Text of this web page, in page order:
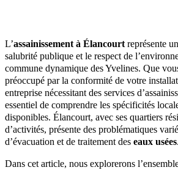
L’assainissement à Élancourt représente
salubrité publique et le respect de
commune dynamique des Yvelines. Que
préoccupé par la conformité de votre
entreprise nécessitant des services
essentiel de comprendre les spécificités
disponibles. Élancourt, avec ses quartiers
d’activités, présente des problématiques
d’évacuation et de traitement des eaux usées.
Dans cet article, nous explorerons